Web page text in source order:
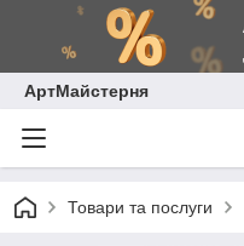
АртМайстерня
Товари та послуги